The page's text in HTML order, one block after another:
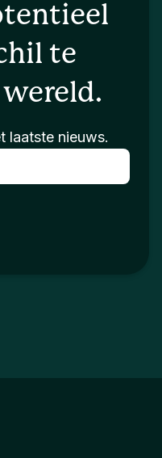
te
laatste nieuws.